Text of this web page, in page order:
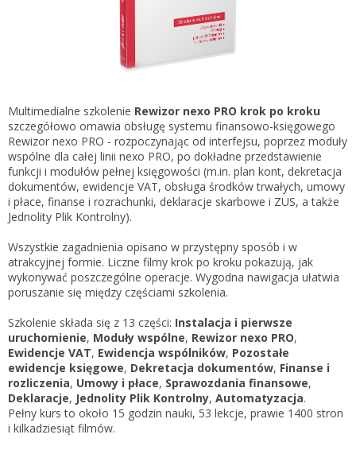
KSeF w Subiekcie GT
KSeF w Subiekcie nexo/nexo PRO
KSeF w Rachmistrzu i Rewizorze GT
Portal Dokumentów z obsługą KSeF dla firm
Portal Dokumentów z obsługą KSeF dla biur
rachunkowych
Logowanie do Akademi InsERT
Login
Hasło
Zapomniałem hasła
Nie masz konta
Zarejestruj
Multimedialne szkolenie Rewizor nexo PRO krok po kroku
szczegółowo omawia obsługę systemu finansowo-księgowego
Rewizor nexo PRO - rozpoczynając od interfejsu, poprzez moduły
wspólne dla całej linii nexo PRO, po dokładne przedstawienie
funkcji i modułów pełnej księgowości (m.in. plan kont, dekretacja
dokumentów, ewidencje VAT, obsługa środków trwałych, umowy
i płace, finanse i rozrachunki, deklaracje skarbowe i ZUS, a także
Jednolity Plik Kontrolny).
Wszystkie zagadnienia opisano w przystępny sposób i w
atrakcyjnej formie. Liczne filmy krok po kroku pokazują, jak
wykonywać poszczególne operacje. Wygodna nawigacja ułatwia
poruszanie się między częściami szkolenia.
Szkolenie składa się z 13 części: Instalacja i pierwsze
uruchomienie, Moduły wspólne, Rewizor nexo PRO,
Ewidencje VAT, Ewidencja wspólników, Pozostałe
ewidencje księgowe, Dekretacja dokumentów, Finanse i
rozliczenia, Umowy i płace, Sprawozdania finansowe,
Deklaracje, Jednolity Plik Kontrolny, Automatyzacja.
Pełny kurs to około 15 godzin nauki, 53 lekcje, prawie 1400 stron
i kilkadziesiąt filmów.